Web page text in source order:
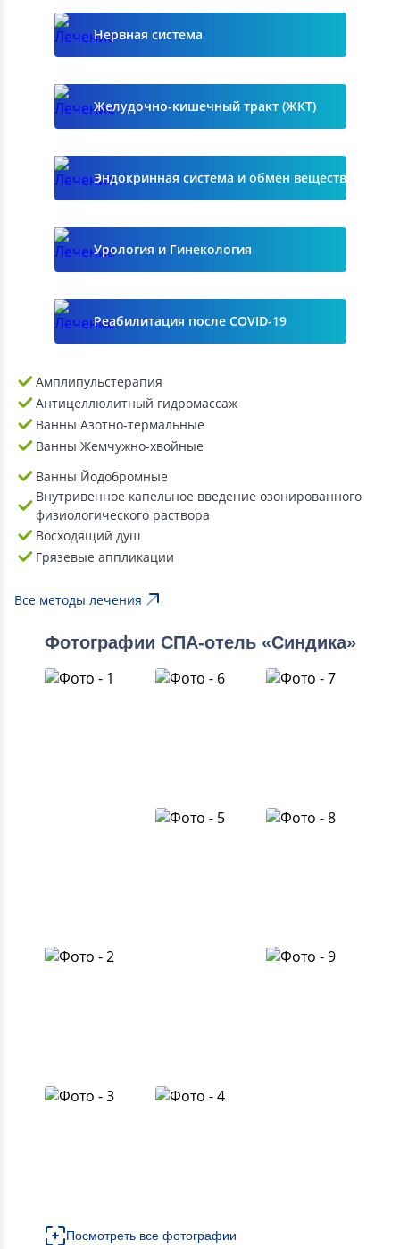
Нервная система
Желудочно-кишечный тракт (ЖКТ)
Эндокринная система и обмен веществ
Урология и Гинекология
Реабилитация после COVID-19
Амплипульстерапия
Антицеллюлитный гидромассаж
Ванны Азотно-термальные
Ванны Жемчужно-хвойные
Ванны Йодобромные
Внутривенное капельное введение озонированного
физиологического раствора
Восходящий душ
Грязевые аппликации
Все методы лечения
Фотографии СПА-отель «Синдика»
Посмотреть все фотографии